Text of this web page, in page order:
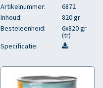
Artikelnummer:
6872
Inhoud:
820 gr
Besteleenheid:
6x820 gr
(tr)
Specificatie: